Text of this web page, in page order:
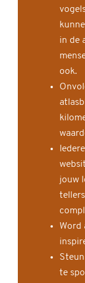
in de
ook.
jouw
Word
te